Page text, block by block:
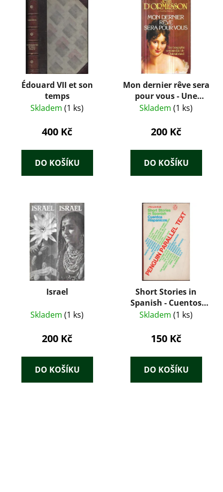
Édouard VII et son
temps
Skladem (1 ks)
400 Kč
DO KOŠÍKU
Mon dernier rêve sera
pour vous - Une
biographie
Chateaubriand
Skladem (1 ks)
200 Kč
DO KOŠÍKU
Israel
Skladem (1 ks)
200 Kč
DO KOŠÍKU
Short Stories in
Spanish - Cuentos
Hispánicos
Skladem (1 ks)
150 Kč
DO KOŠÍKU